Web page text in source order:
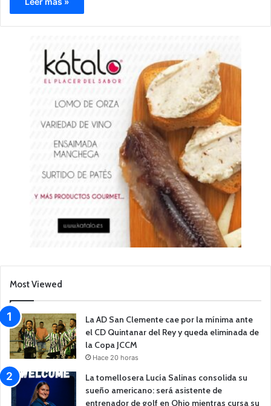
Most Viewed
La AD San Clemente cae por la mínima ante
el CD Quintanar del Rey y queda eliminada de
la Copa JCCM
Hace 20 horas
La tomellosera Lucía Salinas consolida su
sueño americano: será asistente de
entrenador de golf en Ohio mientras cursa su